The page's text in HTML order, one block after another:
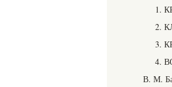
1.
2.
3.
4.
В. М.